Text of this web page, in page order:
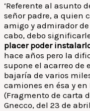
‘Referente al asunto
señor padre, a quien
amigo y admirador
cabo, debo
placer poder
hace años pero la
supone el acarreo de
bajaría de varios
camiones en ésa y
(Fragmento de carta
Gnecco, del 23 de abril